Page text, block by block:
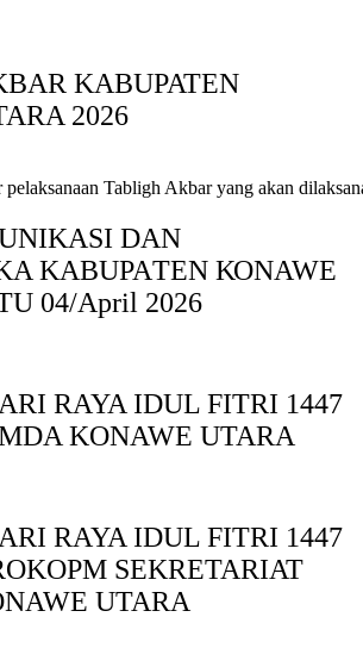
KABUPATEN
2026
pelaksanaan Tabligh Akbar yang akan
DAN
KABUPAΤΕΝ ΚΟNAWE
04/April 2026
RAYA IDUL FITRI 1447
KONAWE UTARA
RAYA IDUL FITRI 1447
SEKRETARIAT
UTARA